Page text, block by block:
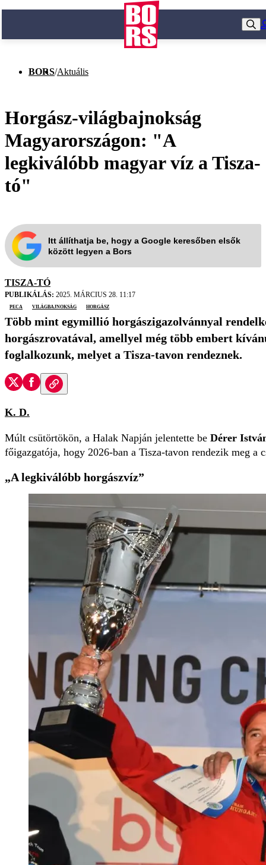
BORS/Aktuális
Horgász-világbajnokság
Magyarországon: "A
legkiválóbb magyar víz a Tisza-
tó"
Itt állíthatja be, hogy a Google keresőben elsők
között legyen a Bors
TISZA-TÓ
PUBLIKÁLÁS: 2025. MÁRCIUS 28. 11:17
peca
világbajnokság horgász
Több mint egymillió horgászigazolvánnyal
horgászrovatával, amellyel még több embert
foglalkozunk, melyet a Tisza-tavon rendeznek.
K. D.
Múlt csütörtökön, a Halak Napján jelentette be Dérer
főigazgatója, hogy 2026-ban a Tisza-tavon rendezik meg a
„A legkiválóbb horgászvíz”